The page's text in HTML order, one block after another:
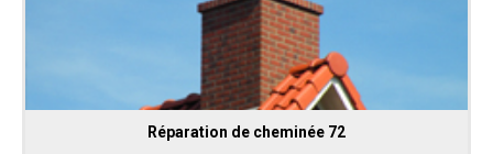
Réparation de cheminée 72